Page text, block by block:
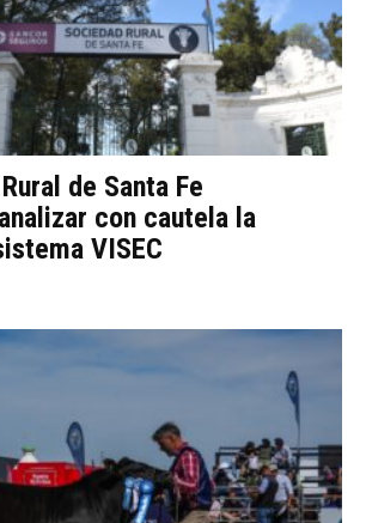
de Santa Fe
con cautela la
VISEC